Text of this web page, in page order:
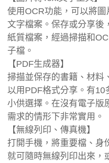
使用OCR功能，可以將
文字檔案。保存或分享後
紙質檔案，經過掃描和
子檔。
【PDF生成器】
掃描並保存的書籍、材料
以用PDF格式分享。有10
小供選擇。在沒有電子版
需求的情形下非常實用。
【無線列印、傳真機】
打開手機，將重要檔、身
就可隨時無線列印出來，